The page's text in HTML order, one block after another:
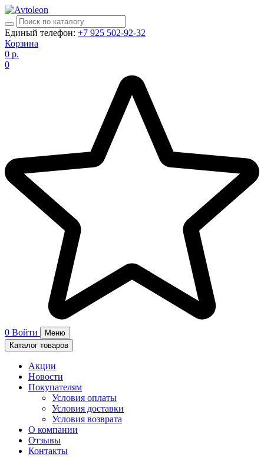
Единый телефон: +7 925 502-92-32
Корзина
0 р.
0
0 Войти
Меню
Каталог товаров
Акции
Новости
Покупателям
Условия оплаты
Условия доставки
Условия возврата
О компании
Отзывы
Контакты